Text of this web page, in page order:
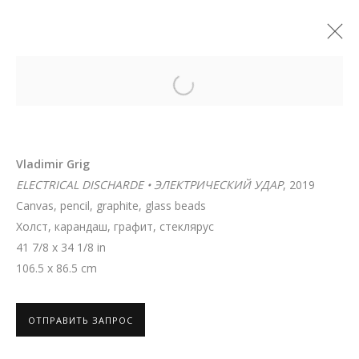
Open a larger version of the
Vladimir Grig
ELECTRICAL DISCHARDE • ЭЛЕКТРИЧЕСКИЙ УДАР, 2019
Canvas, pencil, graphite, glass beads
Холст, карандаш, графит, стеклярус
41 7/8 x 34 1/8 in
106.5 x 86.5 cm
ОТПРАВИТЬ ЗАПРОС